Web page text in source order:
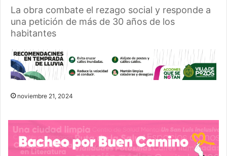
La obra combate el rezago social y responde a
una petición de más de 30 años de los
habitantes
noviembre 21, 2024